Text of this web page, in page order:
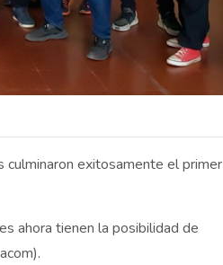
culminaron exitosamente el primer
ahora tienen la posibilidad de